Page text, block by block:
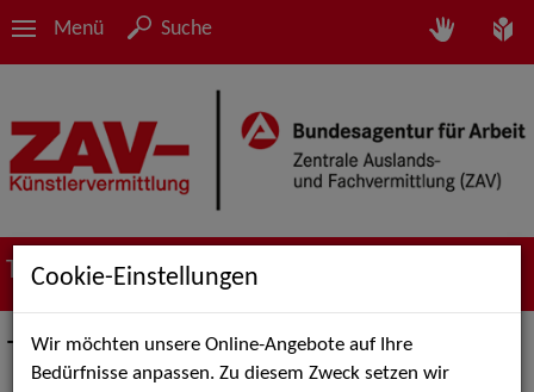
Menü Suche
Termine
Termine
Cookie-Einstellungen
Wir möchten unsere Online-Angebote auf Ihre
Bedürfnisse anpassen. Zu diesem Zweck setzen wir